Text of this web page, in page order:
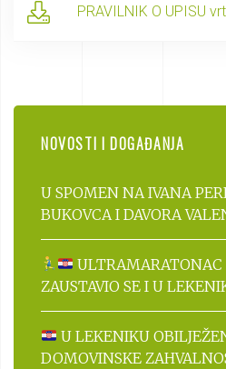
PRAVILNIK O UPISU
NOVOSTI I DOGAĐANJA
U SPOMEN NA IVANA
BUKOVCA I DAVORA
ULTRAMARATONAC
ZAUSTAVIO SE I U
U LEKENIKU
DOMOVINSKE